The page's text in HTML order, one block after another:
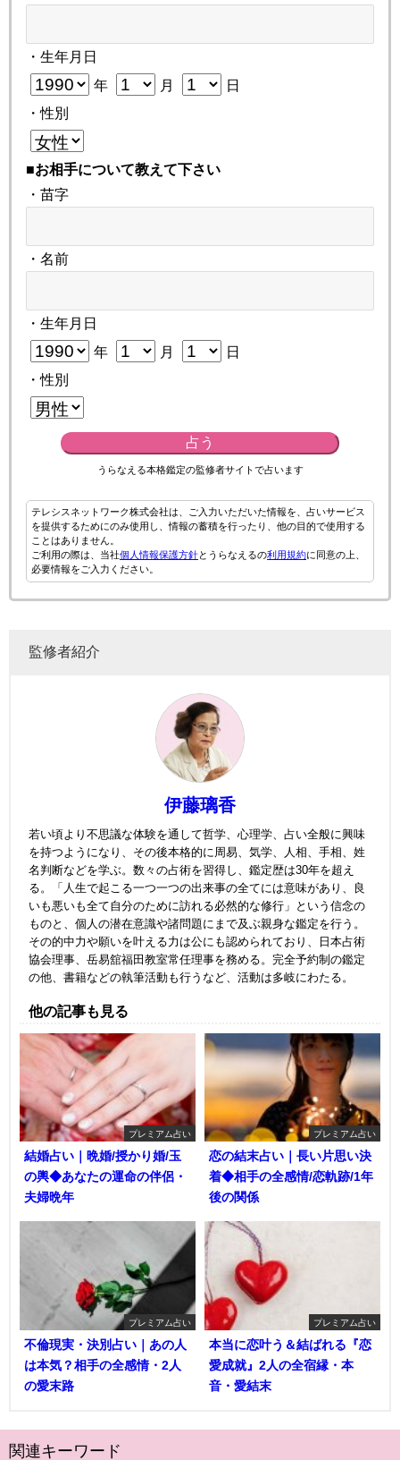
・生年月日
年 月
日
・性別
■お相手について教えて下さい
・苗字
・名前
・生年月日
年 月
日
・性別
占う
うらなえる本格鑑定の監修者サイトで占います
テレシスネットワーク株式会社は、ご入力いただいた情報を、占いサービス
を提供するためにのみ使用し、情報の蓄積を行ったり、他の目的で使用する
ことはありません。
ご利用の際は、当社個人情報保護方針とうらなえるの利用規約に同意の上、
必要情報をご入力ください。
監修者紹介
伊藤璃香
若い頃より不思議な体験を通して哲学、心理学、占い全般に興味
を持つようになり、その後本格的に周易、気学、人相、手相、姓
名判断などを学ぶ。数々の占術を習得し、鑑定歴は30年を超え
る。「人生で起こる一つ一つの出来事の全てには意味があり、良
いも悪いも全て自分のために訪れる必然的な修行」という信念の
ものと、個人の潜在意識や諸問題にまで及ぶ親身な鑑定を行う。
その的中力や願いを叶える力は公にも認められており、日本占術
協会理事、岳易舘福田教室常任理事を務める。完全予約制の鑑定
の他、書籍などの執筆活動も行うなど、活動は多岐にわたる。
他の記事も見る
プレミアム占い
結婚占い｜晩婚/授かり婚/玉
の輿◆あなたの運命の伴侶・
夫婦晩年
プレミアム占い
恋の結末占い｜長い片思い決
着◆相手の全感情/恋軌跡/1年
後の関係
プレミアム占い
不倫現実・決別占い｜あの人
は本気？相手の全感情・2人
の愛末路
プレミアム占い
本当に恋叶う＆結ばれる『恋
愛成就』2人の全宿縁・本
音・愛結末
関連キーワード